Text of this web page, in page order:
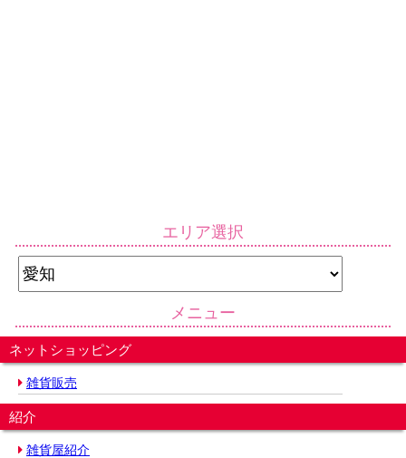
エリア選択
メニュー
ネットショッピング
雑貨販売
紹介
雑貨屋紹介